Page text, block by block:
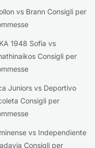
vs Brann Consigli per
1948 Sofia vs
Consigli per
Juniors vs Deportivo
Consigli per
vs Independiente
Consigli per